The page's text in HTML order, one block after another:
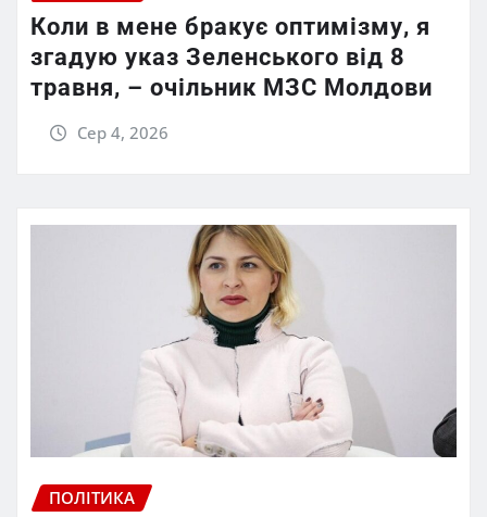
Коли в мене бракує оптимізму, я
згадую указ Зеленського від 8
травня, – очільник МЗС Молдови
Сер 4, 2026
ПОЛІТИКА